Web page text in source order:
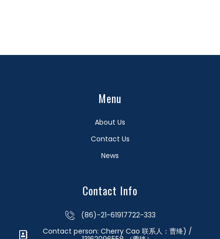
Menu
About Us
Contact Us
News
Contact Info
(86)-21-61917722-333
Contact person: Cherry Cao 联系人：曹绛) /